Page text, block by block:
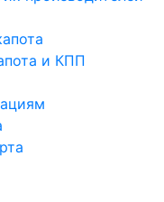
и КПП